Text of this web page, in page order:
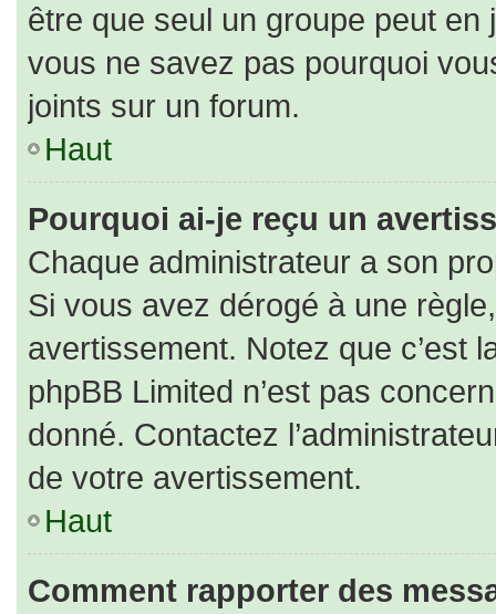
être que seul un groupe peut en
vous ne savez pas pourquoi
joints sur un forum.
Haut
Pourquoi ai-je reçu un
Chaque administrateur a son
Si vous avez dérogé à une
avertissement. Notez que c’est
phpBB Limited n’est pas
donné. Contactez
de votre avertissement.
Haut
Comment rapporter des